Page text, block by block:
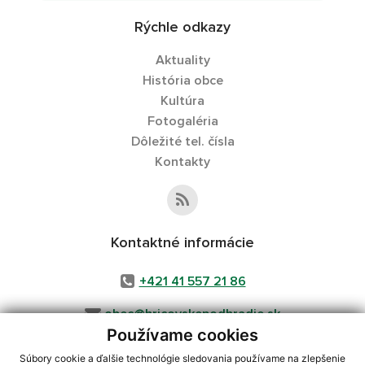
Používame cookies
Súbory cookie a ďalšie technológie sledovania používame na zlepšenie
Rýchle odkazy
Aktuality
História obce
Kultúra
Fotogaléria
Dôležité tel. čísla
Kontakty
Kontaktné informácie
+421 41 557 21 86
obec@hricovskepodhradie.sk